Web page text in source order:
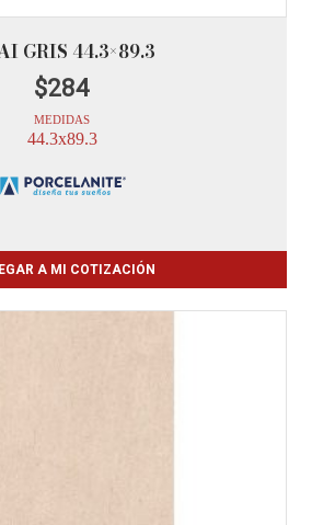
GRIS 44.3×89.3
$284
MEDIDAS
44.3x89.3
A MI COTIZACIÓN